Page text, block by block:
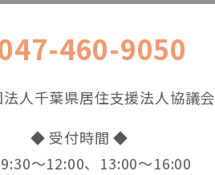
460-9050
人千葉県居住支援法人協議会
◆ 受付時間 ◆
〜12:00、13:00〜16:00